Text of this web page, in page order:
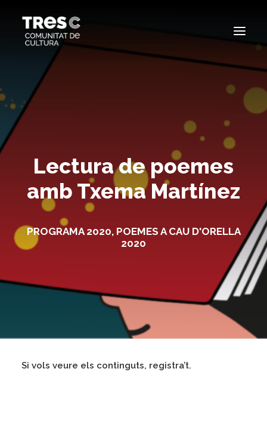
EDICIONS ANTERIORS
Lectura de poemes
amb Txema Martínez
PROGRAMA 2020, POEMES A CAU D'ORELLA
2020
Si vols veure els continguts, registra’t.